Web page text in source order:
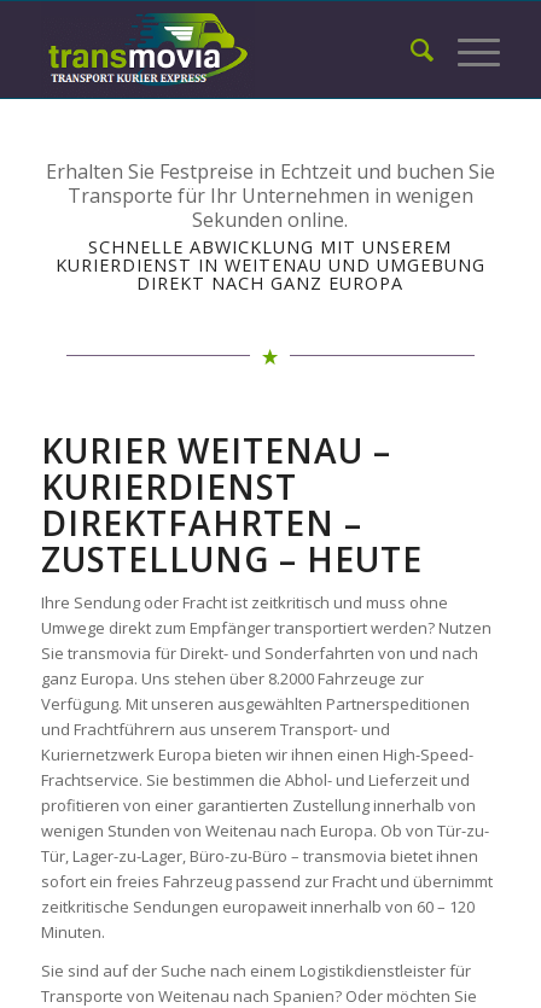
Erhalten Sie Festpreise in Echtzeit und buchen Sie
Transporte für Ihr Unternehmen in wenigen
Sekunden online.
SCHNELLE ABWICKLUNG MIT UNSEREM
KURIERDIENST IN WEITENAU UND UMGEBUNG
DIREKT NACH GANZ EUROPA
KURIER WEITENAU –
KURIERDIENST
DIREKTFAHRTEN –
ZUSTELLUNG – HEUTE
Ihre Sendung oder Fracht ist zeitkritisch und muss ohne
Umwege direkt zum Empfänger transportiert werden? Nutzen
Sie transmovia für Direkt- und Sonderfahrten von und nach
ganz Europa. Uns stehen über 8.2000 Fahrzeuge zur
Verfügung. Mit unseren ausgewählten Partnerspeditionen
und Frachtführern aus unserem Transport- und
Kuriernetzwerk Europa bieten wir ihnen einen High-Speed-
Frachtservice. Sie bestimmen die Abhol- und Lieferzeit und
profitieren von einer garantierten Zustellung innerhalb von
wenigen Stunden von Weitenau nach Europa. Ob von Tür-zu-
Tür, Lager-zu-Lager, Büro-zu-Büro – transmovia bietet ihnen
sofort ein freies Fahrzeug passend zur Fracht und übernimmt
zeitkritische Sendungen europaweit innerhalb von 60 – 120
Minuten.
Sie sind auf der Suche nach einem Logistikdienstleister für
Transporte von Weitenau nach Spanien? Oder möchten Sie